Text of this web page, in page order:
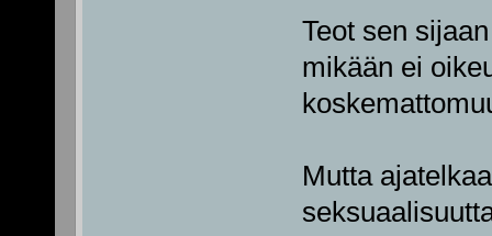
Teot sen
mikään ei
Mutta